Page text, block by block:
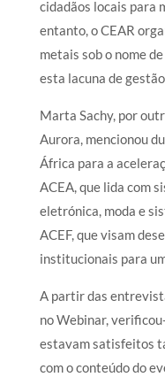
cidadãos locais para
entanto, o CEAR
metais sob o nome
esta lacuna de
Marta Sachy, por
Aurora, mencionou
África para a
ACEA, que lida com
eletrónica, moda e
ACEF, que visam
institucionais para
A partir das
no Webinar,
estavam satisfeitos
com o conteúdo do